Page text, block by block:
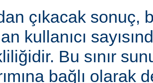
çıkacak sonuç,
kullanıcı
Bu sınır
bağlı olarak